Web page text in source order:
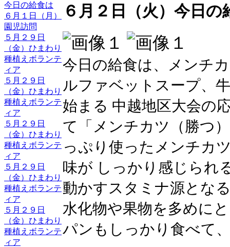
今日の給食は
６月１日（月）
園児訪問
５月２９日
（金）ひまわり
種植えボランテ
ィア
５月２９日
（金）ひまわり
種植えボランテ
ィア
５月２９日
（金）ひまわり
種植えボランテ
ィア
５月２９日
（金）ひまわり
種植えボランテ
ィア
５月２９日
（金）ひまわり
種植えボランテ
ィア
６月２日（火）今日の
今日の給食は、メンチ
ルファベットスープ、
始まる 中越地区大会の
て「メンチカツ（勝つ
っぷり使ったメンチカ
味が しっかり感じられ
動かすスタミナ源とな
水化物や果物を多めに
パンもしっかり食べて